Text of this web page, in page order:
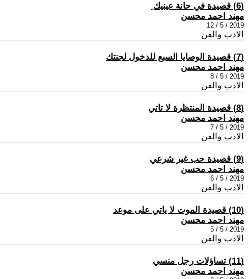
(6) قصيدة في حانة عينيك ِ
مهند احمد محسن
2019 / 5 / 12
الادب والفن
(7) قصيدة الوصايا السبع للدخول لجنتك
مهند احمد محسن
2019 / 5 / 8
الادب والفن
(8) قصيدة المنتظرة لا تاتي
مهند احمد محسن
2019 / 5 / 7
الادب والفن
(9) قصيدة حب غير شرعي
مهند احمد محسن
2019 / 5 / 6
الادب والفن
(10) قصيدة الموت لا ياتي على موعد
مهند احمد محسن
2019 / 5 / 5
الادب والفن
(11) تساؤلات رجل منسي
مهند احمد محسن